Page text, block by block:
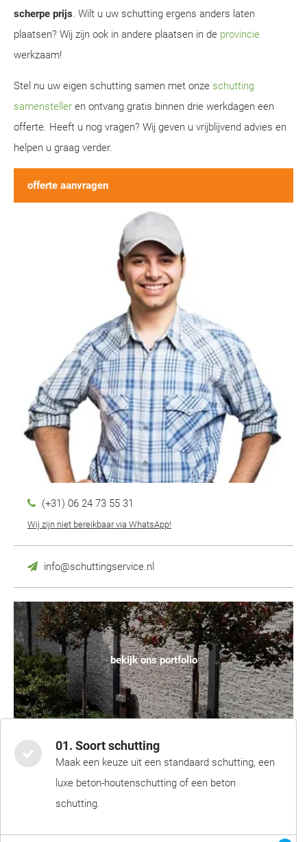
scherpe prijs. Wilt u uw schutting ergens anders laten
plaatsen? Wij zijn ook in andere plaatsen in de provincie
werkzaam!
Stel nu uw eigen schutting samen met onze schutting
samensteller en ontvang gratis binnen drie werkdagen een
offerte. Heeft u nog vragen? Wij geven u vrijblijvend advies en
helpen u graag verder.
offerte aanvragen
(+31) 06 24 73 55 31
Wij zijn niet bereikbaar via WhatsApp!
info@schuttingservice.nl
bekijk ons portfolio
01. Soort schutting
Maak een keuze uit een standaard schutting, een
luxe beton-houtenschutting of een beton
schutting.